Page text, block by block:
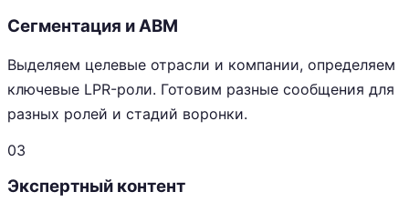
Сегментация и ABM
Выделяем целевые отрасли и компании, определяем
ключевые LPR-роли. Готовим разные сообщения для
разных ролей и стадий воронки.
03
Экспертный контент